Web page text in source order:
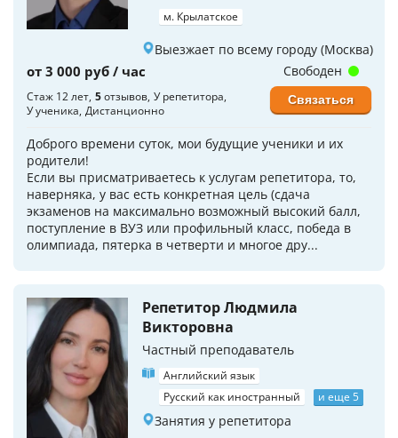
м. Крылатское
Выезжает по всему городу (Москва)
от 3 000 руб / час
Стаж 12 лет 5отзывов У репетитора
У ученика Дистанционно
Доброго времени суток, мои будущие ученики и их
родители!
Если вы присматриваетесь к услугам репетитора, то,
наверняка, у вас есть конкретная цель (сдача
экзаменов на максимально возможный высокий балл,
поступление в ВУЗ или профильный класс, победа в
олимпиада, пятерка в четверти и многое дру...
Свободен
Связаться
Репетитор Людмила
Викторовна
Частный преподаватель
Английский язык
Русский как иностранный
и еще 5
Занятия у репетитора